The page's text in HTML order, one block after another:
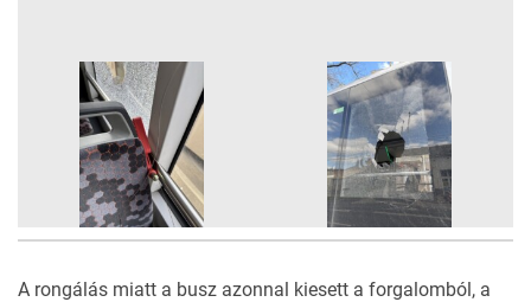
A rongálás miatt a busz azonnal kiesett a forgalomból, a